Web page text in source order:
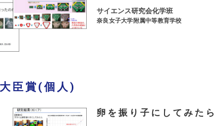
サイエンス研究会化学班
奈良女子大学附属中等教育学校
臣賞(個人)
卵を振り子にしてみたら